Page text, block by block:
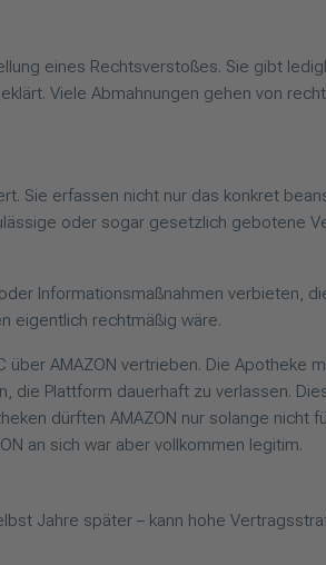
eines Rechtsverstoßes. Sie gibt
Viele Abmahnungen gehen von
Sie erfassen nicht nur das konkret
oder sogar gesetzlich gebotene
Informationsmaßnahmen verbieten,
eigentlich rechtmäßig wäre.
AMAZON vertrieben. Die Apotheke
Plattform dauerhaft zu verlassen.
dürften AMAZON nur solange nicht
an sich war aber vollkommen legitim.
Jahre später – kann hohe